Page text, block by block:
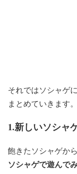
それではソシャゲ
まとめていきます。
1.新しいソシャ
飽きたソシャゲか
ソシャゲで遊んで